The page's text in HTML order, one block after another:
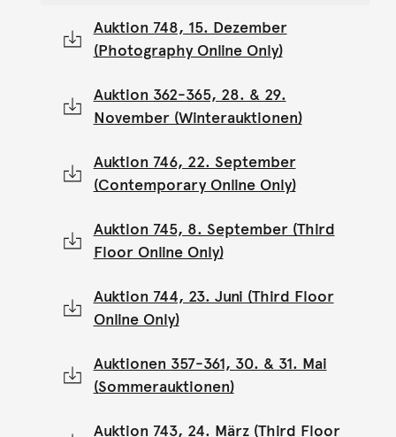
Auktion 748, 15. Dezember
(Photography Online Only)
Auktion 362-365, 28. & 29.
November (Winterauktionen)
Auktion 746, 22. September
(Contemporary Online Only)
Auktion 745, 8. September (Third
Floor Online Only)
Auktion 744, 23. Juni (Third Floor
Online Only)
Auktionen 357-361, 30. & 31. Mai
(Sommerauktionen)
Auktion 743, 24. März (Third Floor